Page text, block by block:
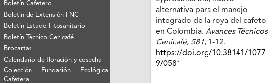
Boletín Cafetero
Boletín de Extensión FNC
Boletín Estado Fitosanitario
Boletín Técnico Cenicafé
Brocartas
Calendario de floración y cosecha
Colección Fundación Ecológica
Cafetera
alternativa para el manejo
integrado de la roya del cafeto
en Colombia. Avances Técnicos
Cenicafé, 581, 1-12.
https://doi.org/10.38141/1077
9/0581